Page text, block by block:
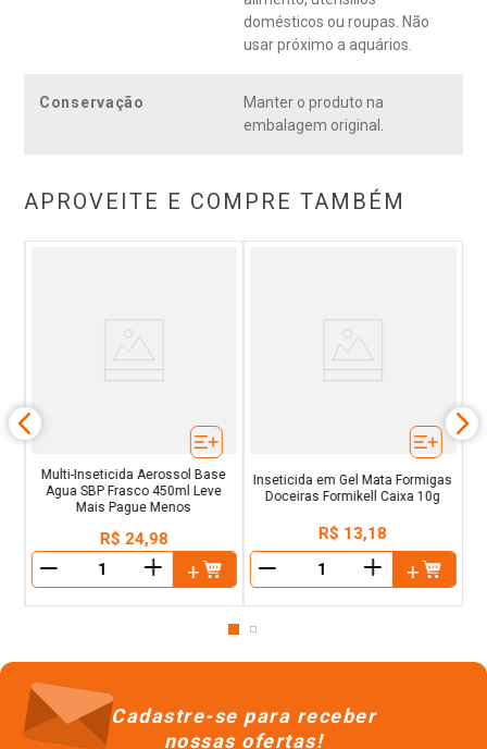
domésticos ou roupas. Não
usar próximo a aquários.
Conservação
Manter o produto na
embalagem original.
APROVEITE E COMPRE TAMBÉM
Multi-Inseticida Aerossol Base
Agua SBP Frasco 450ml Leve
Mais Pague Menos
R$ 24,98
＋
Inseticida em Gel Mata Formigas
Doceiras Formikell Caixa 10g
R$ 13,18
＋
Cadastre-se para receber
nossas ofertas!